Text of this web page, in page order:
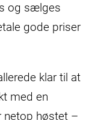
og sælges
gode priser
klar til at
med en
netop høstet –